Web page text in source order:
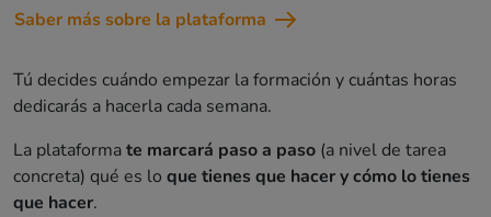
Saber más sobre la plataforma
Tú decides cuándo empezar la formación y cuántas horas
dedicarás a hacerla cada semana.
La plataformate marcará paso a paso (a nivel de tarea
concreta) qué es lo que tienes que hacer y cómo lo tienes
que hacer.